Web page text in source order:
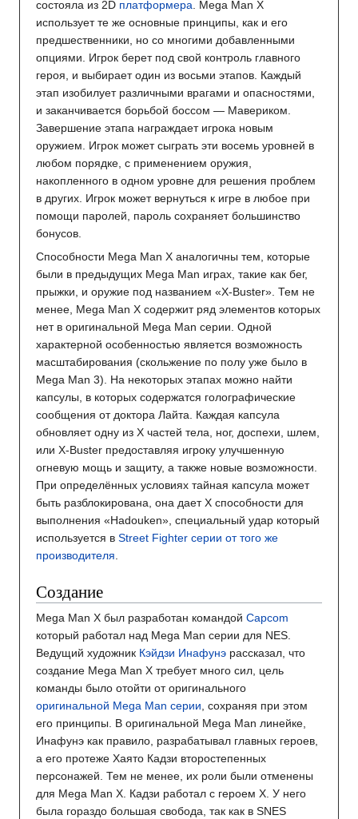
состояла из 2D платформера . Mega Man X
использует те же основные принципы, как и его
предшественники, но со многими добавленными
опциями. Игрок берет под свой контроль главного
героя, и выбирает один из восьми этапов. Каждый
этап изобилует различными врагами и опасностями,
и заканчивается борьбой боссом — Мавериком.
Завершение этапа награждает игрока новым
оружием. Игрок может сыграть эти восемь уровней в
любом порядке, с применением оружия,
накопленного в одном уровне для решения проблем
в других. Игрок может вернуться к игре в любое при
помощи паролей, пароль сохраняет большинство
бонусов.
Способности Mega Man Х аналогичны тем, которые
были в предыдущих Mega Man играх, такие как бег,
прыжки, и оружие под названием «X-Buster». Тем не
менее, Mega Man X содержит ряд элементов которых
нет в оригинальной Mega Man серии. Одной
характерной особенностью является возможность
масштабирования (скольжение по полу уже было в
Mega Man 3). На некоторых этапах можно найти
капсулы, в которых содержатся голографические
сообщения от доктора Лайта. Каждая капсула
обновляет одну из Х частей тела, ног, доспехи, шлем,
или X-Buster предоставляя игроку улучшенную
огневую мощь и защиту, а также новые возможности.
При определённых условиях тайная капсула может
быть разблокирована, она дает X способности для
выполнения «Hadouken», специальный удар который
используется в Street Fighter серии от того же
производителя
Создание
Mega Man X был разработан командой Capcom
который работал над Mega Man серии для NES.
Ведущий художник Кэйдзи Инафунэ рассказал, что
создание Mega Man X требует много сил, цель
команды было отойти от оригинального
оригинальной Mega Man серии , сохраняя при этом
его принципы. В оригинальной Mega Man линейке,
Инафунэ как правило, разрабатывал главных героев,
а его протеже Хаято Кадзи второстепенных
персонажей. Тем не менее, их роли были отменены
для Mega Man X. Кадзи работал с героем X. У него
была гораздо большая свобода, так как в SNES